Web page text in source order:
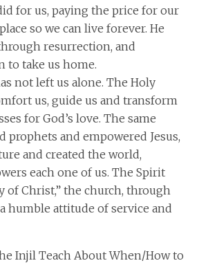
for us, paying the price for our
so we can live forever. He
resurrection, and
to take us home.
not left us alone. The Holy
us, guide us and transform
for God’s love. The same
prophets and empowered Jesus,
and created the world,
each one of us. The Spirit
of Christ,” the church, through
humble attitude of service and
Injil Teach About When/How to